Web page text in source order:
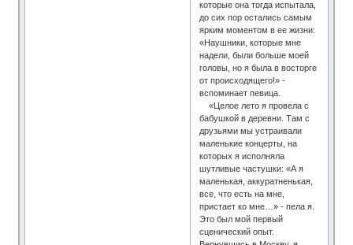
которые она тогда испытала,
до сих пор остались самым
ярким моментом в ее жизни:
«Наушники, которые мне
надели, были больше моей
головы, но я была в восторге
от происходящего!» -
вспоминает певица.
«Целое лето я провела с
бабушкой в деревни. Там с
друзьями мы устраивали
маленькие концерты, на
которых я исполняла
шутливые частушки: «А я
маленькая, аккуратненькая,
все, что есть на мне,
пристает ко мне…» - пела я.
Это был мой первый
сценический опыт.